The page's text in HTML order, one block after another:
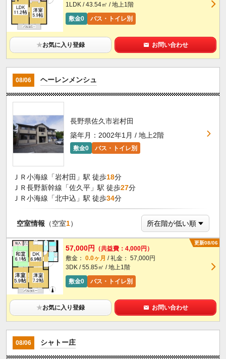
1LDK / 43.54㎡ / 地上1階
敷金0
バス・トイレ別
★お気に入り登録 お問い合わせ
08/06 ヘーレンメンシュ
長野県佐久市岩村田
築年月：2002年1月 / 地上2階
敷金0 バス・トイレ別
ＪＲ小海線「岩村田」駅 徒歩18分
ＪＲ長野新幹線「佐久平」駅 徒歩27分
ＪＲ小海線「北中込」駅 徒歩34分
空室情報 （空室1）
更新08/06
57,000円
（共益費：4,000円）
敷金： 0.0ヶ月 / 礼金： 57,000円
3DK / 55.85㎡ / 地上1階
敷金0
バス・トイレ別
★お気に入り登録 お問い合わせ
08/06 シャトー庄